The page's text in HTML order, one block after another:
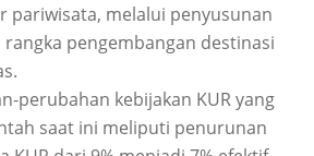
pariwisata, melalui penyusunan
rangka pengembangan destinasi
perubahan kebijakan KUR yang
saat ini meliputi penurunan